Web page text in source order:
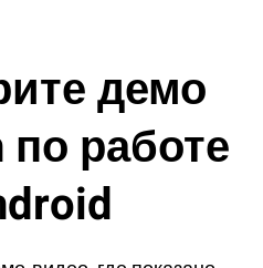
демо
работе